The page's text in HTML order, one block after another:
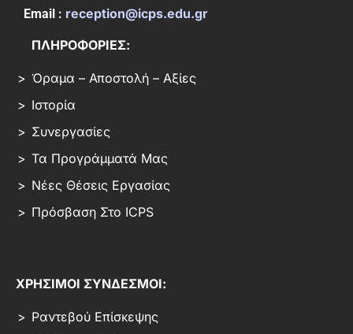
Email : reception@icps.edu.gr
ΠΛΗΡΟΦΟΡΙΕΣ:
Όραμα – Αποστολή – Αξίες
Ιστορία
Συνεργασίες
Τα Προγράμματά Μας
Νέες Θέσεις Εργασίας
Πρόσβαση Στο ICPS
ΧΡΗΣΙΜΟΙ ΣΥΝΔΕΣΜΟΙ:
Ραντεβού Επίσκεψης